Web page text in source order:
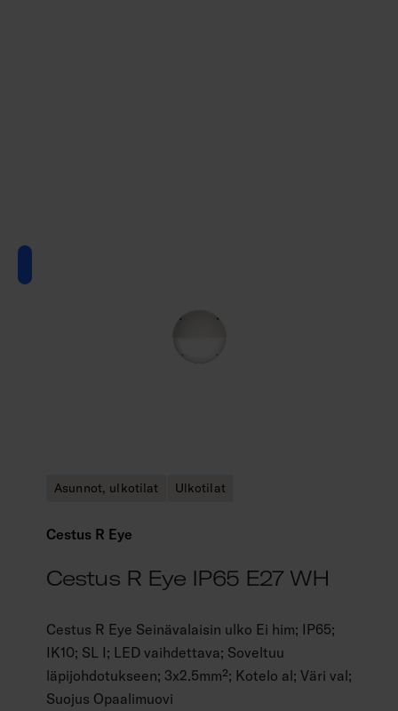
Asunnot, ulkotilat Ulkotilat
Cestus R Eye
Cestus R Eye IP65 E27 WH
Cestus R Eye Seinävalaisin ulko Ei him; IP65;
IK10; SL I; LED vaihdettava; Soveltuu
läpijohdotukseen; 3x2.5mm²; Kotelo al; Väri val;
Suojus Opaalimuovi